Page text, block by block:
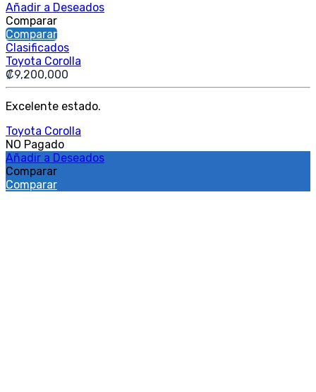
Añadir a Deseados
Comparar
Comparar
Clasificados
Toyota Corolla
₡9,200,000
Excelente estado.
Toyota Corolla
NO Pagado
Añadir a Deseados
Comparar
Comparar